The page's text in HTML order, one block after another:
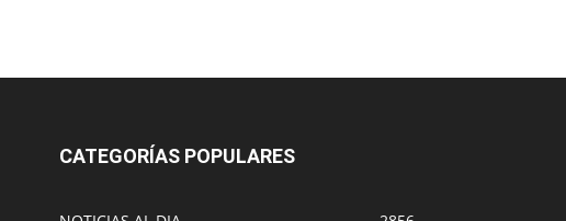
CATEGORÍAS POPULARES